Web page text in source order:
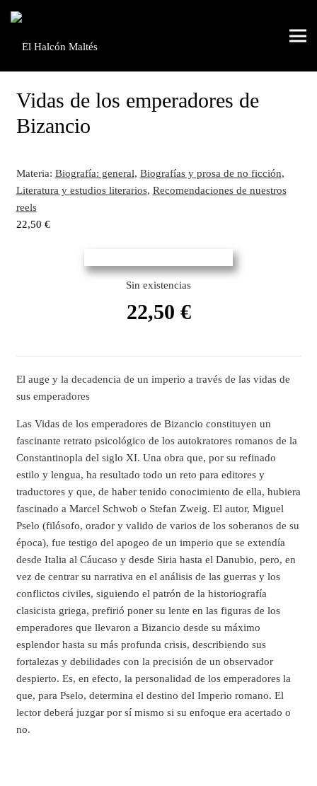
Vidas de los emperadores de
Bizancio
Materia: Biografía: general, Biografías y prosa de no ficción,
Literatura y estudios literarios, Recomendaciones de nuestros
reels
22,50 €
Sin existencias
22,50 €
El auge y la decadencia de un imperio a través de las vidas de
sus emperadores
Las Vidas de los emperadores de Bizancio constituyen un
fascinante retrato psicológico de los autokratores romanos de la
Constantinopla del siglo XI. Una obra que, por su refinado
estilo y lengua, ha resultado todo un reto para editores y
traductores y que, de haber tenido conocimiento de ella, hubiera
fascinado a Marcel Schwob o Stefan Zweig. El autor, Miguel
Pselo (filósofo, orador y valido de varios de los soberanos de su
época), fue testigo del apogeo de un imperio que se extendía
desde Italia al Cáucaso y desde Siria hasta el Danubio, pero, en
vez de centrar su narrativa en el análisis de las guerras y los
conflictos civiles, siguiendo el patrón de la historiografía
clasicista griega, prefirió poner su lente en las figuras de los
emperadores que llevaron a Bizancio desde su máximo
esplendor hasta su más profunda crisis, describiendo sus
fortalezas y debilidades con la precisión de un observador
despierto. Es, en efecto, la personalidad de los emperadores la
que, para Pselo, determina el destino del Imperio romano. El
lector deberá juzgar por sí mismo si su enfoque era acertado o
no.